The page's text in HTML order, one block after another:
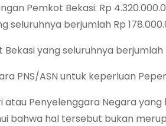
Pemkot Bekasi: Rp
seluruhnya berjumlah Rp
Bekasi yang seluruhnya berjumlah
PNS/ASN untuk keperluan
atau Penyelenggara Negara
bahwa hal tersebut bukan